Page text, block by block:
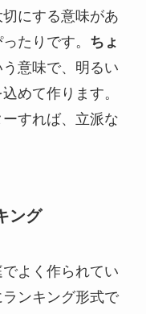
にする意味があ
たりです。 ちょ
意味で、明るい
めて作ります。
すれば、立派な
ング
よく作られてい
ンキング形式で